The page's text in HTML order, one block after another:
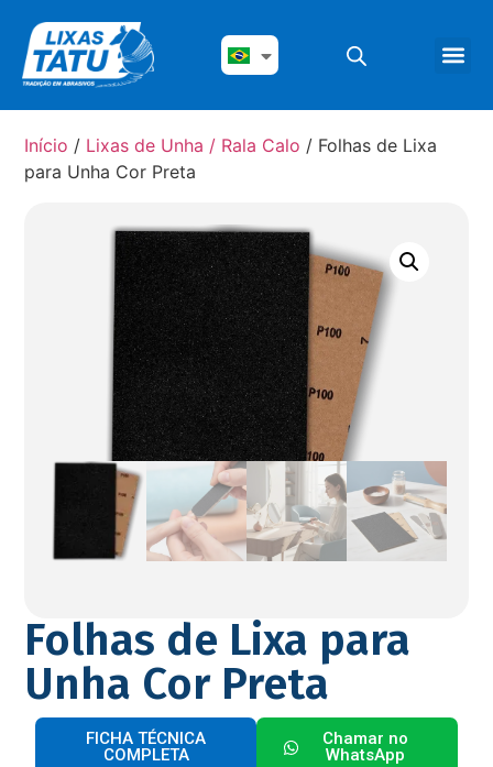
Início / Lixas de Unha / Rala Calo / Folhas de Lixa
para Unha Cor Preta
Folhas de Lixa para
Unha Cor Preta
FICHA TÉCNICA
COMPLETA
Chamar no
WhatsApp